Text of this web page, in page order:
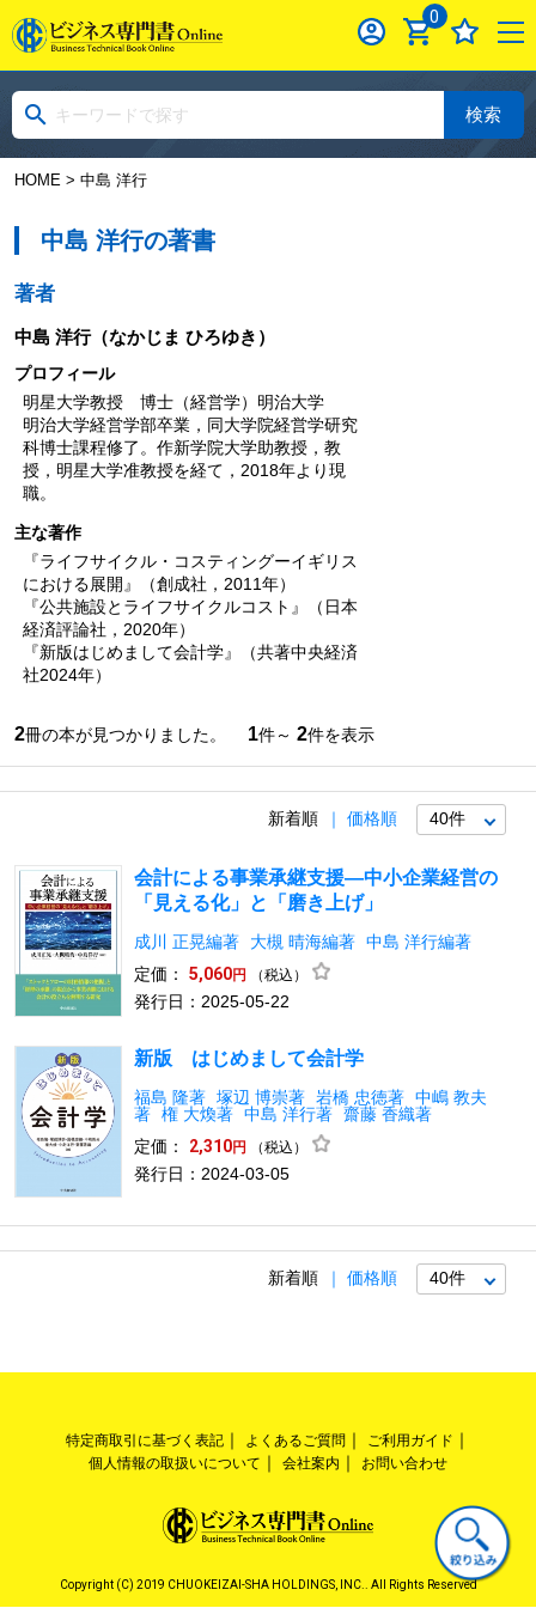
0
検索
HOME> 中島 洋行
中島 洋行の著書
著者
中島 洋行（なかじま ひろゆき）
プロフィール
明星大学教授 博士（経営学）明治大学
明治大学経営学部卒業，同大学院経営学研究
科博士課程修了。作新学院大学助教授，教
授，明星大学准教授を経て，2018年より現
職。
主な著作
『ライフサイクル・コスティングーイギリス
における展開』（創成社，2011年）
『公共施設とライフサイクルコスト』（日本
経済評論社，2020年）
『新版はじめまして会計学』（共著中央経済
社2024年）
2冊の本が見つかりました。 1件～ 2件を表示
新着順 価格順
会計による事業承継支援―中小企業経営の
「見える化」と「磨き上げ」
成川 正晃編著 大槻 晴海編著 中島 洋行編著
定価：
5,060円 （税込）
発行日：2025-05-22
新版 はじめまして会計学
福島 隆著 塚辺 博崇著 岩橋 忠徳著 中嶋 教夫
著 権 大煥著 中島 洋行著 齋藤 香織著
定価：
2,310円 （税込）
発行日：2024-03-05
新着順 価格順
特定商取引に基づく表記 よくあるご質問
ご利用ガイド
個人情報の取扱いについて
会社案内 お問い合わせ
Copyright (C) 2019 CHUOKEIZAI-SHA HOLDINGS, INC.. All Rights Reserved